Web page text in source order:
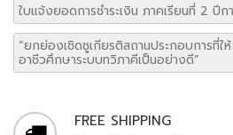
ใบแจ้งยอดการชำระเงิน ภาคเรียนที่ 2 ปี
“ยกย่องเชิดชูเกียรติสถานประกอบการที่ใ
อาชีวศึกษาระบบทวิภาคีเป็นอย่างดี”
FREE SHIPPING